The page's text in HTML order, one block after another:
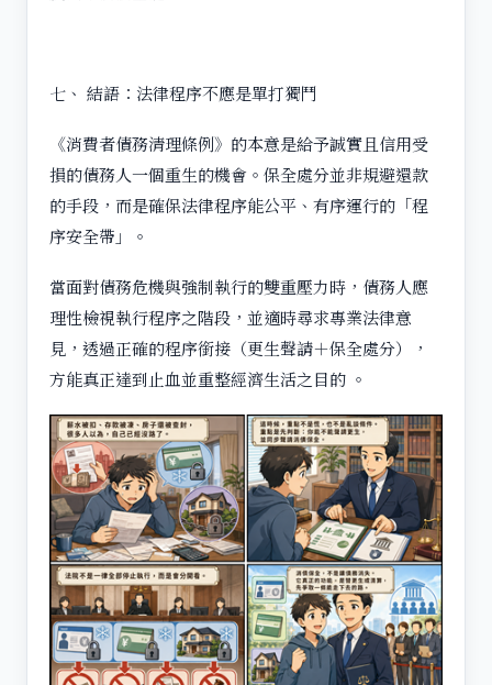
七、 結語：法律程序不應是單打獨鬥
《消費者債務清理條例》的本意是給予誠實且信用受
損的債務人一個重生的機會。保全處分並非規避還款
的手段，而是確保法律程序能公平、有序運行的「程
序安全帶」。
當面對債務危機與強制執行的雙重壓力時，債務人應
理性檢視執行程序之階段，並適時尋求專業法律意
見，透過正確的程序銜接（更生聲請＋保全處分），
方能真正達到止血並重整經濟生活之目的 。